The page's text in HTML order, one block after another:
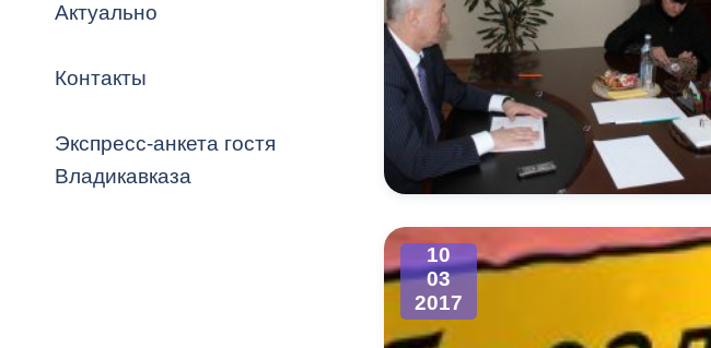
Владикавказ
Распоряжения, постановления
ОРВ и экспертиза НПА
Оценка деятельности органов
местного самоуправления
Открытые данные
Актуально
Контакты
Экспресс-анкета гостя
Владикавказа
10
03
2017